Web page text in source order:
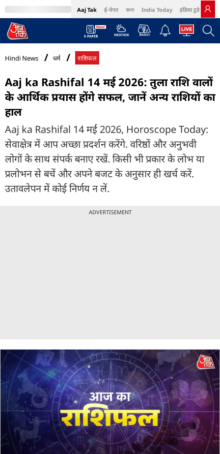
Aaj Tak ई-पेपर বাংলা India Today इंडिया टुडे हिंदी
MumbaiTak Cosmopolitan Harper's Bazaar Northeast
Hindi News धर्म राशिफल
Aaj ka Rashifal 14 मई 2026: तुला राशि वालों
के आर्थिक प्रयास होंगे सफल, जानें अन्य राशियों का
हाल
Aaj ka Rashifal 14 मई 2026, Horoscope Today:
सेवाक्षेत्र में आप अच्छा प्रदर्शन करेंगे. वरिष्ठों और अनुभवी
लोगों के साथ संपर्क बनाए रखें. किसी भी प्रकार के लोभ या
प्रलोभन से बचें और अपने बजट के अनुसार ही खर्च करें.
उतावलेपन में कोई निर्णय न लें.
ADVERTISEMENT